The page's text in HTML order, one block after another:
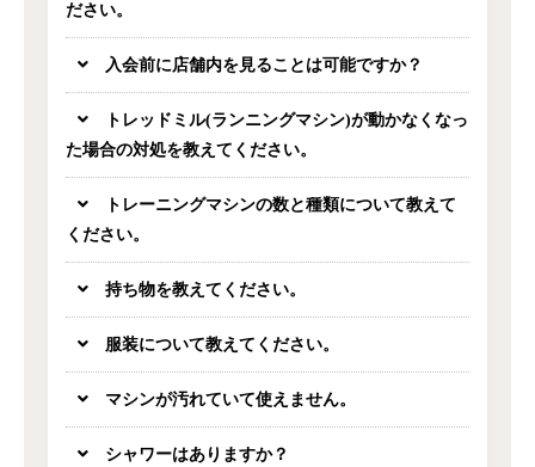
ださい。
入会前に店舗内を見ることは可能ですか？
トレッドミル(ランニングマシン)が動かなくなっ
た場合の対処を教えてください。
トレーニングマシンの数と種類について教えて
ください。
持ち物を教えてください。
服装について教えてください。
マシンが汚れていて使えません。
シャワーはありますか？